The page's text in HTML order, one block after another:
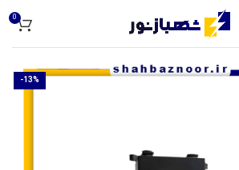
0
-13%